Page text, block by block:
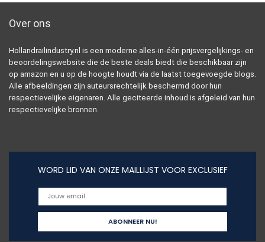
Over ons
Hollandrailindustry.nl is een moderne alles-in-één prijsvergelijkings- en
beoordelingswebsite die de beste deals biedt die beschikbaar zijn
op amazon en u op de hoogte houdt via de laatst toegevoegde blogs.
Alle afbeeldingen zijn auteursrechtelijk beschermd door hun
respectievelijke eigenaren. Alle geciteerde inhoud is afgeleid van hun
respectievelijke bronnen.
WORD LID VAN ONZE MAILLIJST VOOR EXCLUSIEF